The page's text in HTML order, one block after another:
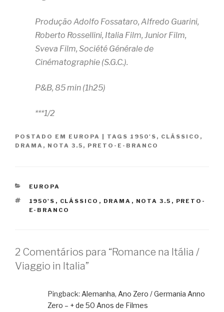
Produção Adolfo Fossataro, Alfredo Guarini,
Roberto Rossellini, Italia Film, Junior Film,
Sveva Film, Société Générale de
Cinématographie (S.G.C.).
P&B, 85 min (1h25)
***1/2
POSTADO EM EUROPA TAGS 1950'S , CLÁSSICO ,
DRAMA , NOTA 3.5 , PRETO-E-BRANCO
CATEGORIAS
EUROPA
TAGS
1950'S , CLÁSSICO , DRAMA , NOTA 3.5 , PRETO-
E-BRANCO
2 Comentários para “Romance na Itália /
Viaggio in Italia”
Pingback: Alemanha, Ano Zero / Germania Anno
Zero – + de 50 Anos de Filmes